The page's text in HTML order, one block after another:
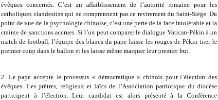
évêques concernés. C’est un affaiblissement de l’autorité romaine pour les
catholiques clandestins qui ne comprennent pas ce revirement du Saint-Siège. Du
point de vue de la psychologie chinoise, c’est une perte de la face intolérable et la
crainte de sanctions accrues. Si l’on peut comparer le dialogue Vatican-Pékin à un
match de football, l’équipe des blancs du pape laisse les rouges de Pékin tirer le
premier coup dans le ballon et les laisse même marquer leur premier but.
2. Le pape accepte le processus « démocratique » chinois pour l’élection des
évêques. Les prêtres, religieux et laïcs de l’Association patriotique du diocèse
participent à l’élection. Leur candidat est alors présenté à la Conférence